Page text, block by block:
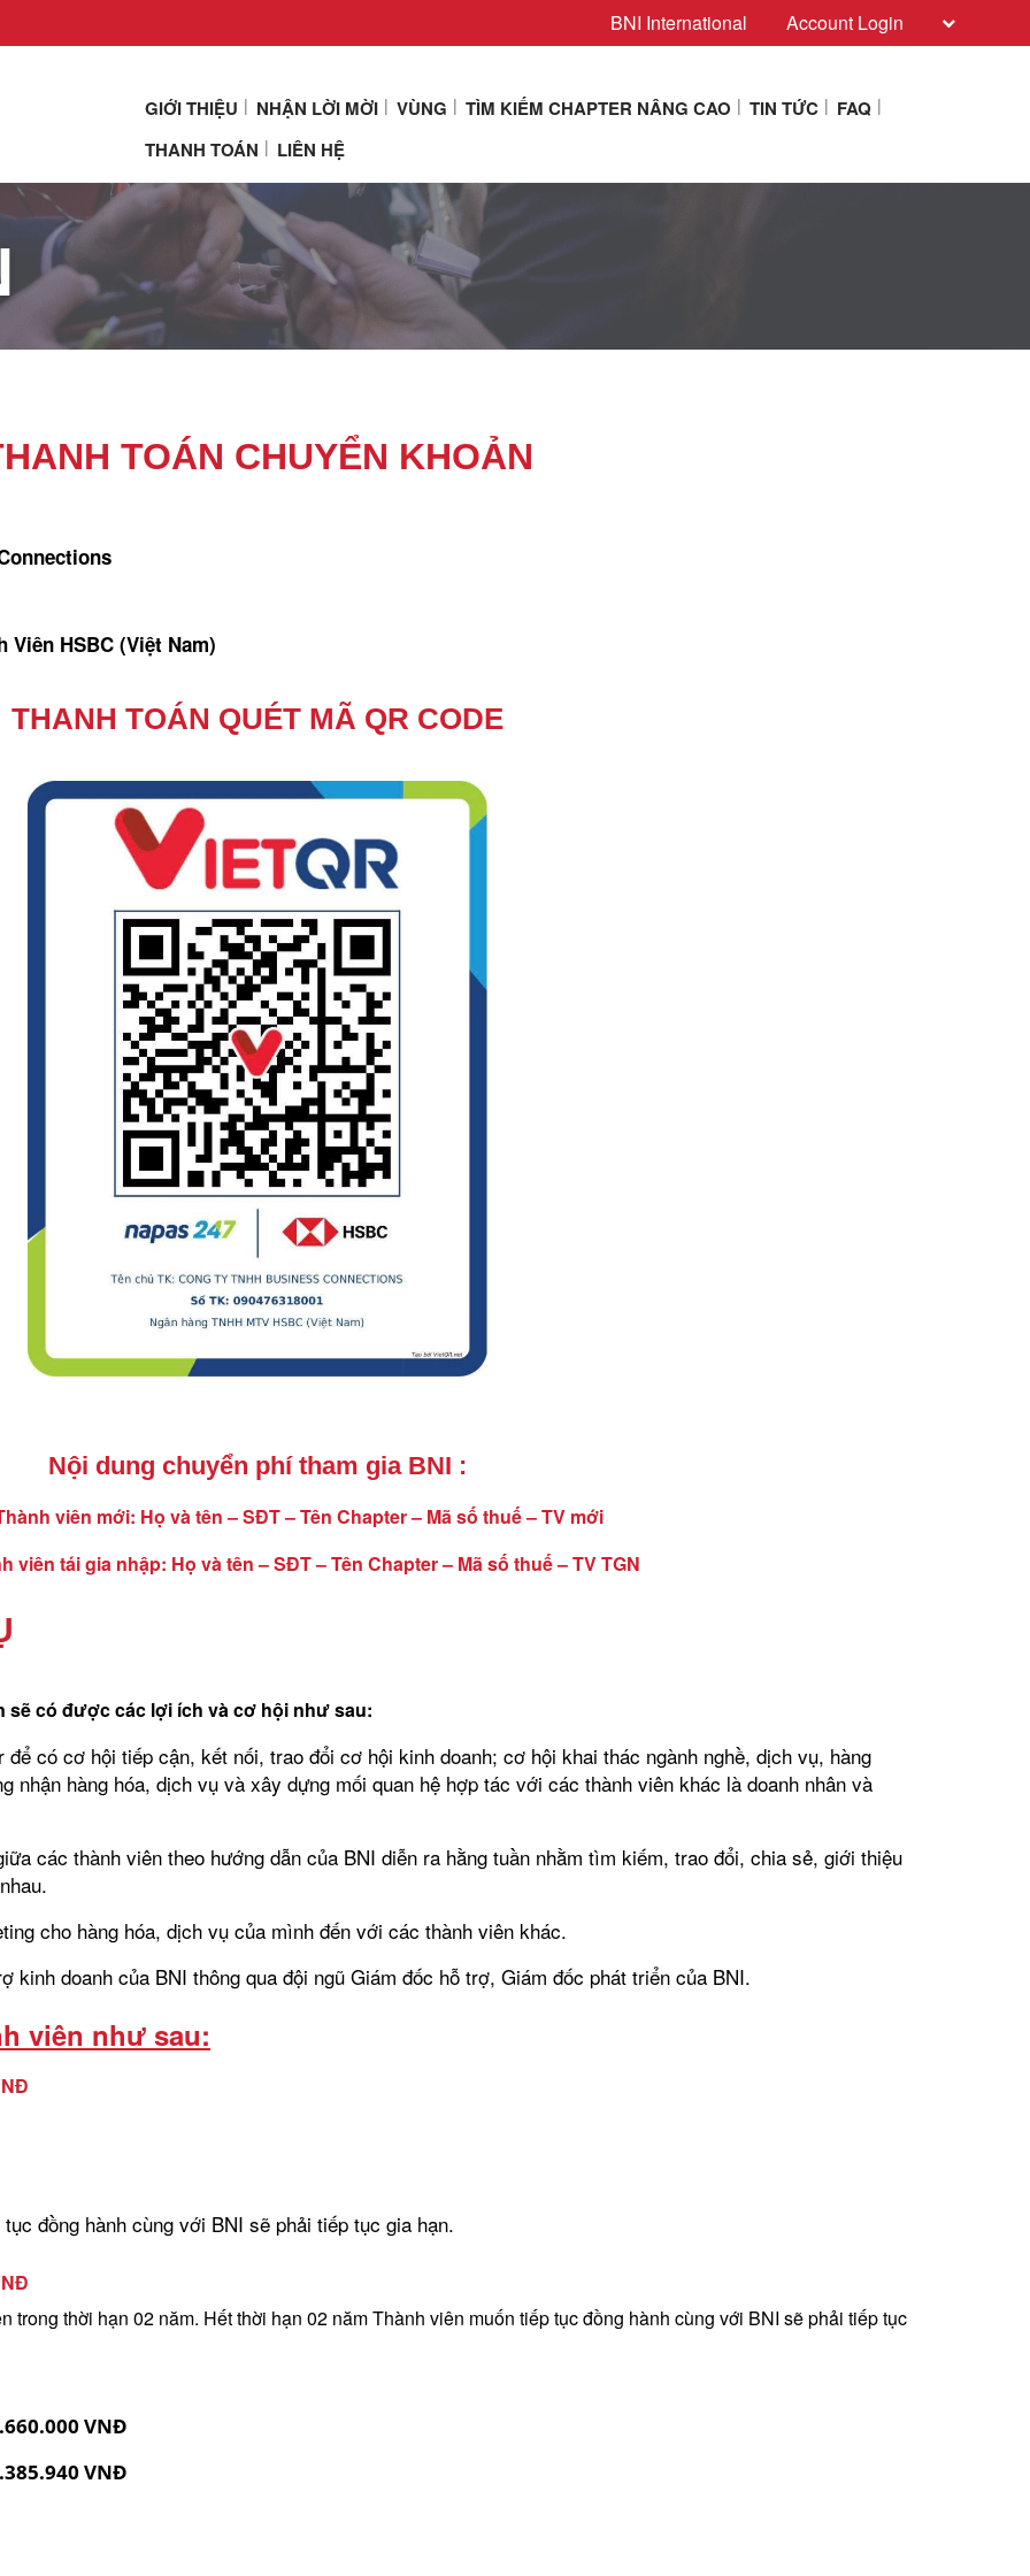
BNI International Account Login
GIỚI THIỆU NHẬN LỜI MỜI VÙNG TÌM KIẾM CHAPTER NÂNG CAO TIN TỨC
FAQ
THANH TOÁN
LIÊN HỆ
TOÁN CHUYỂN KHOẢN
Viên HSBC (Việt Nam)
THANH TOÁN QUÉT MÃ QR CODE
Nội dung chuyển phí tham gia BNI :
viên mới: Họ và tên – SĐT – Tên Chapter – Mã số thuế – TV mới
viên tái gia nhập: Họ và tên – SĐT – Tên Chapter – Mã số thuế – TV TGN
sẽ có được các lợi ích và cơ hội như sau:
có cơ hội tiếp cận, kết nối, trao đổi cơ hội kinh doanh; cơ hội khai thác ngành nghề, dịch vụ, hàng
nhận hàng hóa, dịch vụ và xây dựng mối quan hệ hợp tác với các thành viên khác là doanh nhân và
các thành viên theo hướng dẫn của BNI diễn ra hằng tuần nhằm tìm kiếm, trao đổi, chia sẻ, giới thiệu
cho hàng hóa, dịch vụ của mình đến với các thành viên khác.
kinh doanh của BNI thông qua đội ngũ Giám đốc hỗ trợ, Giám đốc phát triển của BNI.
viên như sau:
đồng hành cùng với BNI sẽ phải tiếp tục gia hạn.
trong thời hạn 02 năm. Hết thời hạn 02 năm Thành viên muốn tiếp tục đồng hành cùng với BNI sẽ phải tiếp tục
VNĐ
VNĐ